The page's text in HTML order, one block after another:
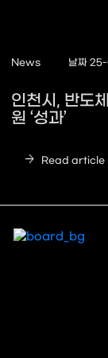
News 날짜
인천시, 반도
원 ‘성과’
arrow_forward Read article